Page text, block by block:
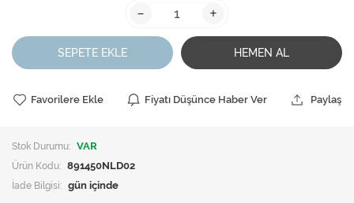
- +
SEPETE EKLE HEMEN AL
Favorilere Ekle Fiyatı Düşünce Haber Ver Paylaş
Stok Durumu: VAR
Ürün Kodu: 891450NLD02
İade Bilgisi: